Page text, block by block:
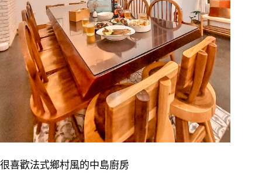
很喜歡法式鄉村風的中島廚房